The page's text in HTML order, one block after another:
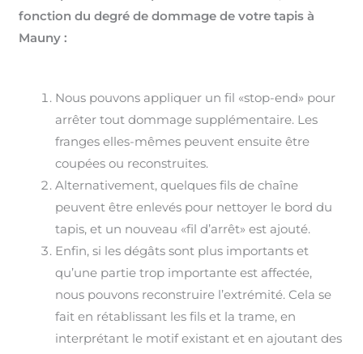
fonction du degré de dommage de votre tapis à
Mauny :
Nous pouvons appliquer un fil «stop-end» pour
arrêter tout dommage supplémentaire. Les
franges elles-mêmes peuvent ensuite être
coupées ou reconstruites.
Alternativement, quelques fils de chaîne
peuvent être enlevés pour nettoyer le bord du
tapis, et un nouveau «fil d’arrêt» est ajouté.
Enfin, si les dégâts sont plus importants et
qu’une partie trop importante est affectée,
nous pouvons reconstruire l’extrémité. Cela se
fait en rétablissant les fils et la trame, en
interprétant le motif existant et en ajoutant des